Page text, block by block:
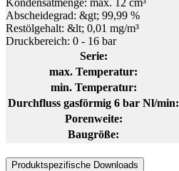
Kondensatmenge: max. 12 cm³
Abscheidegrad: &gt; 99,99 %
Restölgehalt: &lt; 0,01 mg/m³
Druckbereich: 0 - 16 bar
Serie:
max. Temperatur:
min. Temperatur:
Durchfluss gasförmig 6 bar Nl/min:
Porenweite:
Baugröße:
Produktspezifische Downloads